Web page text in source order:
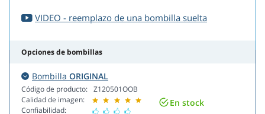
VIDEO - reemplazo de una bombilla suelta
Opciones de bombillas
Bombilla ORIGINAL
Código de producto:
Calidad de imagen:
Confiabilidad:
Z120501OOB
En stock